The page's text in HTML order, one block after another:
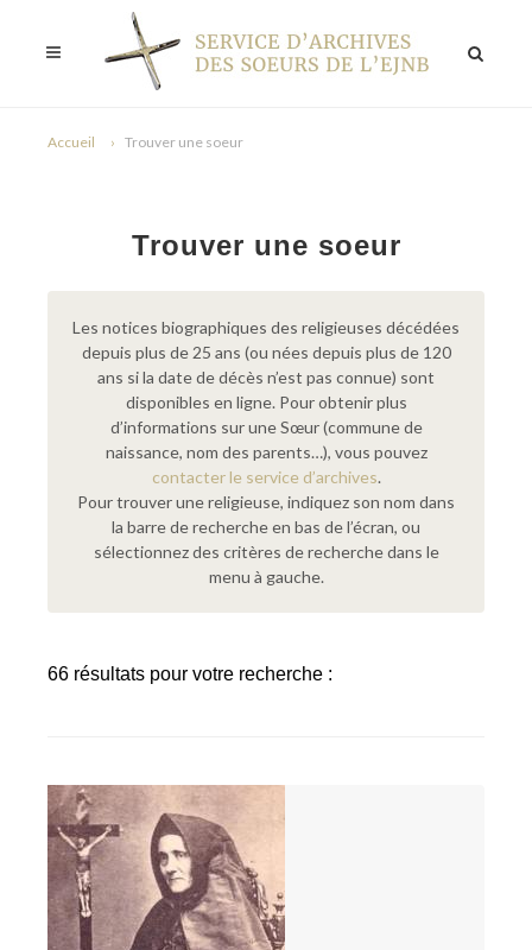
Accueil Trouver une soeur
Trouver une soeur
Les notices biographiques des religieuses décédées
depuis plus de 25 ans (ou nées depuis plus de 120
ans si la date de décès n’est pas connue) sont
disponibles en ligne. Pour obtenir plus
d’informations sur une Sœur (commune de
naissance, nom des parents…), vous pouvez
contacter le service d’archives.
Pour trouver une religieuse, indiquez son nom dans
la barre de recherche en bas de l’écran, ou
sélectionnez des critères de recherche dans le
menu à gauche.
66 résultats pour votre recherche :